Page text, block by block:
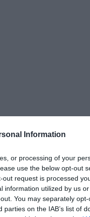
Information
or processing of your
use the below opt-out
request is processed
information utilized by us
You may separately
on the IAB’s list of
del presidente della
Della Porta. “
siamo riusciti a
che ha sempre
RomaToday il capogruppo
cui dinamiche non sono
l’abitazione era